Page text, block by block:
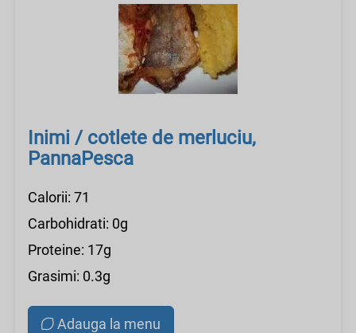
Inimi / cotlete de merluciu,
PannaPesca
Calorii: 71
Carbohidrati: 0g
Proteine: 17g
Grasimi: 0.3g
Adauga la menu